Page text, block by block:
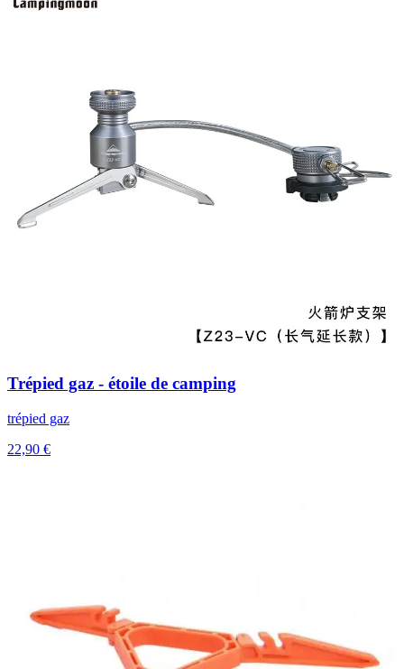
Trépied gaz - étoile de camping
trépied gaz
22,90 €